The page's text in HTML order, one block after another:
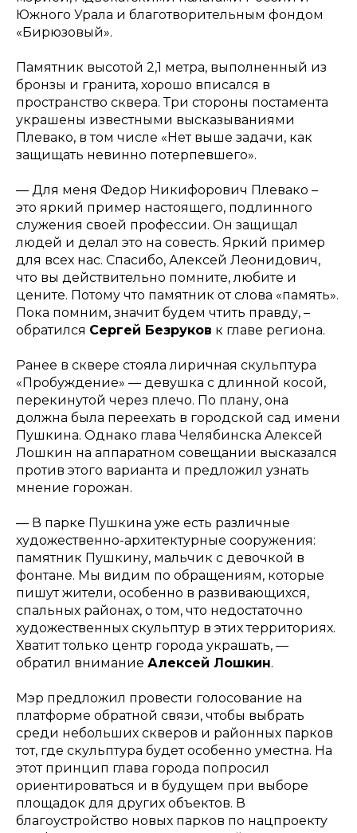
Южного Урала и благотворительным фондом
«Бирюзовый».
Памятник высотой 2,1 метра, выполненный из
бронзы и гранита, хорошо вписался в
пространство сквера. Три стороны постамента
украшены известными высказываниями
Плевако, в том числе «Нет выше задачи, как
защищать невинно потерпевшего».
— Для меня Федор Никифорович Плевако –
это яркий пример настоящего, подлинного
служения своей профессии. Он защищал
людей и делал это на совесть. Яркий пример
для всех нас. Спасибо, Алексей Леонидович,
что вы действительно помните, любите и
цените. Потому что памятник от слова «память».
Пока помним, значит будем чтить правду, –
обратился Сергей Безруков к главе региона.
Ранее в сквере стояла лиричная скульптура
«Пробуждение» — девушка с длинной косой,
перекинутой через плечо. По плану, она
должна была переехать в городской сад имени
Пушкина. Однако глава Челябинска Алексей
Лошкин на аппаратном совещании высказался
против этого варианта и предложил узнать
мнение горожан.
— В парке Пушкина уже есть различные
художественно-архитектурные сооружения:
памятник Пушкину, мальчик с девочкой в
фонтане. Мы видим по обращениям, которые
пишут жители, особенно в развивающихся,
спальных районах, о том, что недостаточно
художественных скульптур в этих территориях.
Хватит только центр города украшать, —
обратил внимание Алексей Лошкин.
Мэр предложил провести голосование на
платформе обратной связи, чтобы выбрать
среди небольших скверов и районных парков
тот, где скульптура будет особенно уместна. На
этот принцип глава города попросил
ориентироваться и в будущем при выборе
площадок для других объектов. В
благоустройство новых парков по нацпроекту